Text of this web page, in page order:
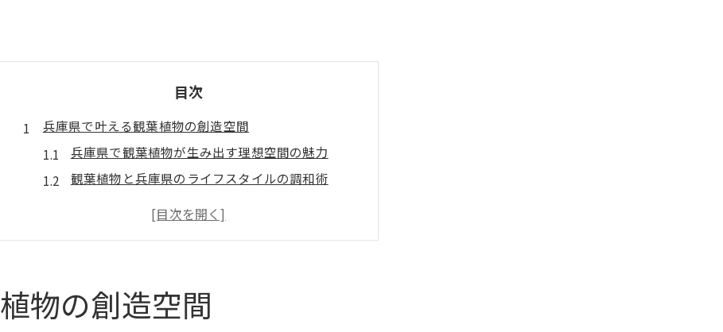
目次
兵庫県で叶える観葉植物の創造空間
兵庫県で観葉植物が生み出す理想空間の魅力
観葉植物と兵庫県のライフスタイルの調和術
兵庫県で観葉植物を取り入れる際の基本ポイント
クリエイティブな暮らしに観葉植物を取り入れる方法
物の創造空間